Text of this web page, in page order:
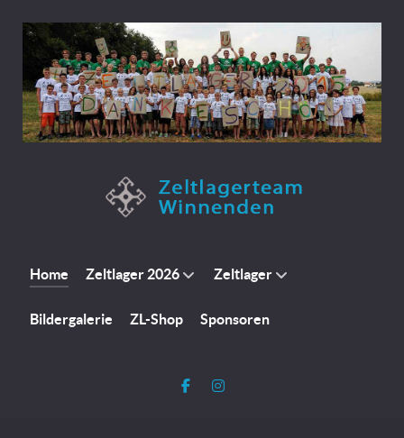
Home Zeltlager 2026 Zeltlager
Bildergalerie ZL-Shop Sponsoren